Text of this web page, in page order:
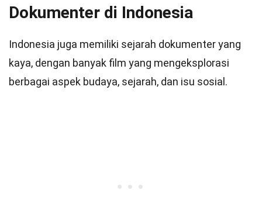
Dokumenter di Indonesia
Indonesia juga memiliki sejarah dokumenter yang
kaya, dengan banyak film yang mengeksplorasi
berbagai aspek budaya, sejarah, dan isu sosial.